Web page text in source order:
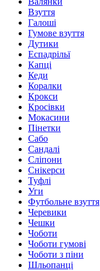
Взуття
Галоші
Гумове взуття
Дутики
Еспадрільї
Капці
Кеди
Коралки
Крокси
Кросівки
Мокасини
Пінетки
Сабо
Сандалі
Сліпони
Снікерси
Туфлі
Уги
Футбольне взуття
Черевики
Чешки
Чоботи
Чоботи гумові
Чоботи з піни
Шльопанці